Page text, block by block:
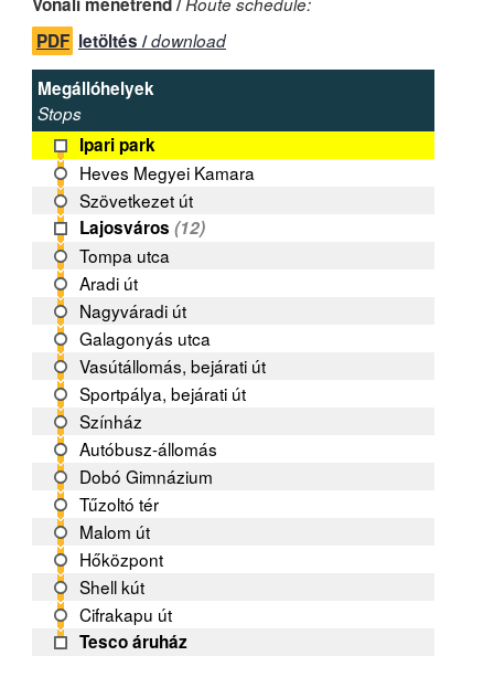
PDF letöltés /download
Megállóhelyek
Stops
Ipari park
Heves Megyei Kamara
Szövetkezet út
Lajosváros (12)
Tompa utca
Aradi út
Nagyváradi út
Galagonyás utca
Vasútállomás, bejárati út
Sportpálya, bejárati út
Színház
Autóbusz-állomás
Dobó Gimnázium
Tűzoltó tér
Malom út
Hőközpont
Shell kút
Cifrakapu út
Tesco áruház